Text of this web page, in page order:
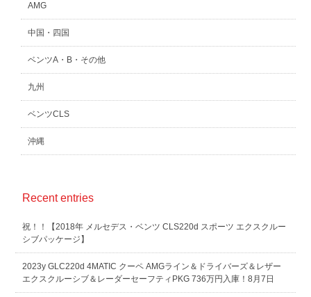
AMG
中国・四国
ベンツA・B・その他
九州
ベンツCLS
沖縄
Recent entries
祝！！【2018年 メルセデス・ベンツ CLS220d スポーツ エクスクルー
シブパッケージ】
2023y GLC220d 4MATIC クーペ AMGライン＆ドライバーズ＆レザー
エクスクルーシブ＆レーダーセーフティPKG 736万円入庫！8月7日